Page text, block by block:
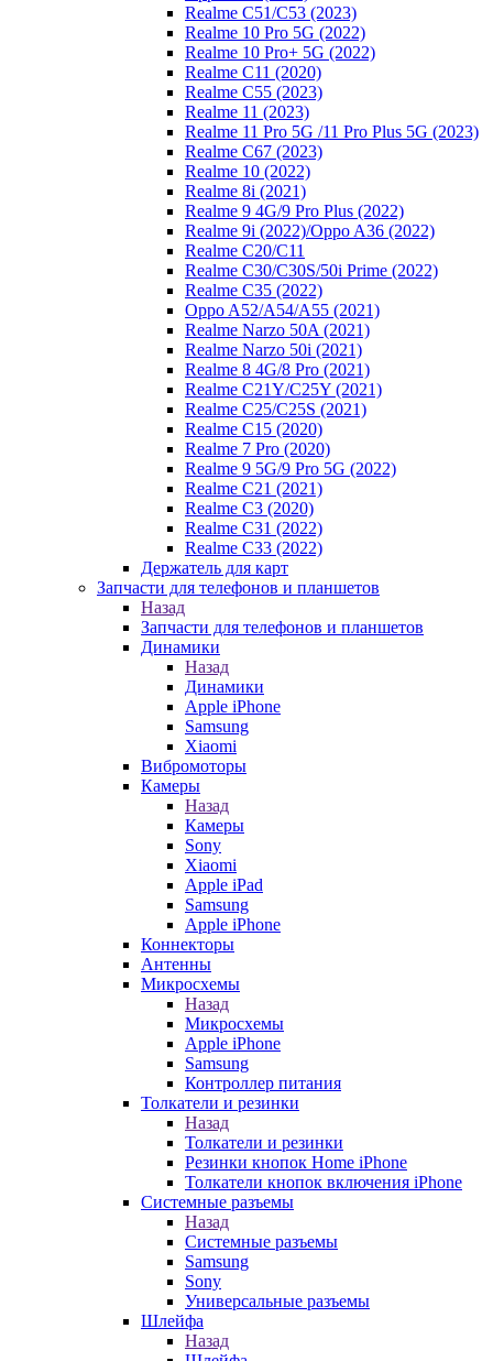
Realme C51/C53 (2023)
Realme 10 Pro 5G (2022)
Realme 10 Pro+ 5G (2022)
Realme C11 (2020)
Realme C55 (2023)
Realme 11 (2023)
Realme 11 Pro 5G /11 Pro Plus 5G (2023)
Realme C67 (2023)
Realme 10 (2022)
Realme 8i (2021)
Realme 9 4G/9 Pro Plus (2022)
Realme 9i (2022)/Oppo A36 (2022)
Realme C20/C11
Realme C30/C30S/50i Prime (2022)
Realme C35 (2022)
Oppo A52/A54/A55 (2021)
Realme Narzo 50A (2021)
Realme Narzo 50i (2021)
Realme 8 4G/8 Pro (2021)
Realme C21Y/C25Y (2021)
Realme C25/C25S (2021)
Realme C15 (2020)
Realme 7 Pro (2020)
Realme 9 5G/9 Pro 5G (2022)
Realme C21 (2021)
Realme C3 (2020)
Realme C31 (2022)
Realme C33 (2022)
Держатель для карт
Запчасти для телефонов и планшетов
Назад
Запчасти для телефонов и планшетов
Динамики
Назад
Динамики
Apple iPhone
Samsung
Xiaomi
Вибромоторы
Камеры
Назад
Камеры
Sony
Xiaomi
Apple iPad
Samsung
Apple iPhone
Коннекторы
Антенны
Микросхемы
Назад
Микросхемы
Apple iPhone
Samsung
Контроллер питания
Толкатели и резинки
Назад
Толкатели и резинки
Резинки кнопок Home iPhone
Толкатели кнопок включения iPhone
Системные разъемы
Назад
Системные разъемы
Samsung
Sony
Универсальные разъемы
Шлейфа
Назад